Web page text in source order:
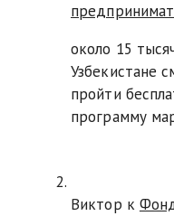
около 15
Узбекистане
пройти
программу
Виктор к